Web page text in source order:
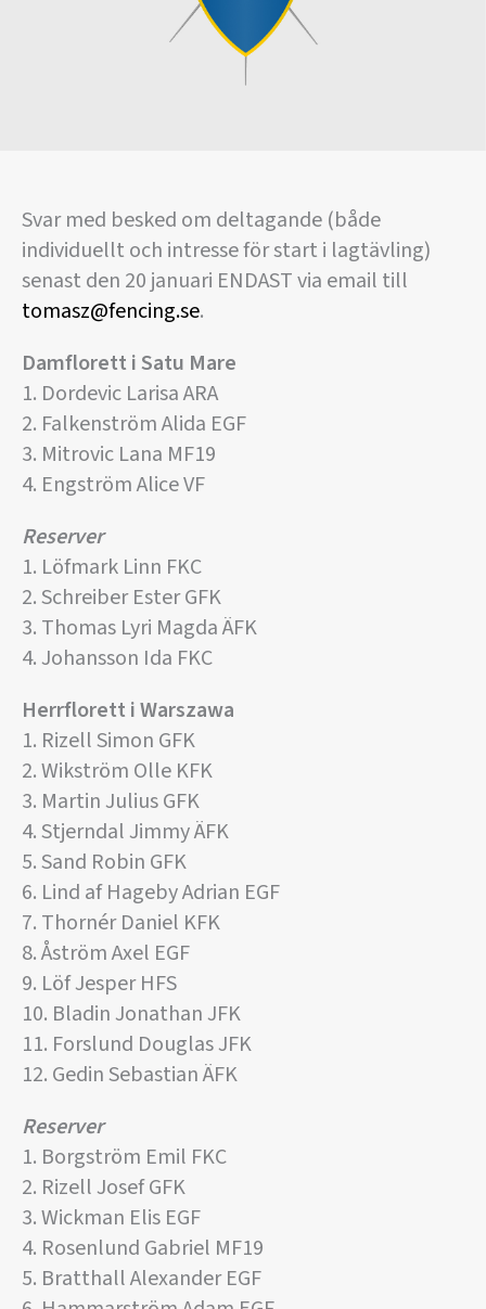
Svar med besked om deltagande (både
individuellt och intresse för start i lagtävling)
senast den 20 januari ENDAST via email till
tomasz@fencing.se.
Damflorett i Satu Mare
1. Dordevic Larisa ARA
2. Falkenström Alida EGF
3. Mitrovic Lana MF19
4. Engström Alice VF
Reserver
1. Löfmark Linn FKC
2. Schreiber Ester GFK
3. Thomas Lyri Magda ÄFK
4. Johansson Ida FKC
Herrflorett i Warszawa
1. Rizell Simon GFK
2. Wikström Olle KFK
3. Martin Julius GFK
4. Stjerndal Jimmy ÄFK
5. Sand Robin GFK
6. Lind af Hageby Adrian EGF
7. Thornér Daniel KFK
8. Åström Axel EGF
9. Löf Jesper HFS
10. Bladin Jonathan JFK
11. Forslund Douglas JFK
12. Gedin Sebastian ÄFK
Reserver
1. Borgström Emil FKC
2. Rizell Josef GFK
3. Wickman Elis EGF
4. Rosenlund Gabriel MF19
5. Bratthall Alexander EGF